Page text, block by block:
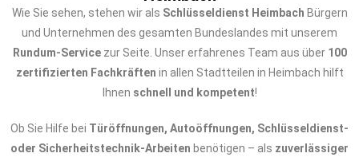
Wie Sie sehen, stehen wir als Schlüsseldienst Heimbach Bürgern
und Unternehmen des gesamten Bundeslandes mit unserem
Rundum-Servicezur Seite. Unser erfahrenes Team aus über 100
zertifizierten Fachkräften in allen Stadtteilen in Heimbach hilft
Ihnen schnell und kompetent!
Ob Sie Hilfe bei Türöffnungen, Autoöffnungen, Schlüsseldienst-
oder Sicherheitstechnik-Arbeiten benötigen – als zuverlässiger